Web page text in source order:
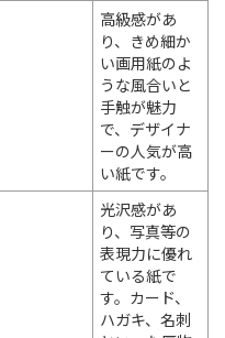
高級感があ
り、きめ細か
い画用紙のよ
うな風合いと
手触が魅力
で、デザイナ
ーの人気が高
い紙です。
光沢感があ
り、写真等の
表現力に優れ
ている紙で
す。カード、
ハガキ、名刺